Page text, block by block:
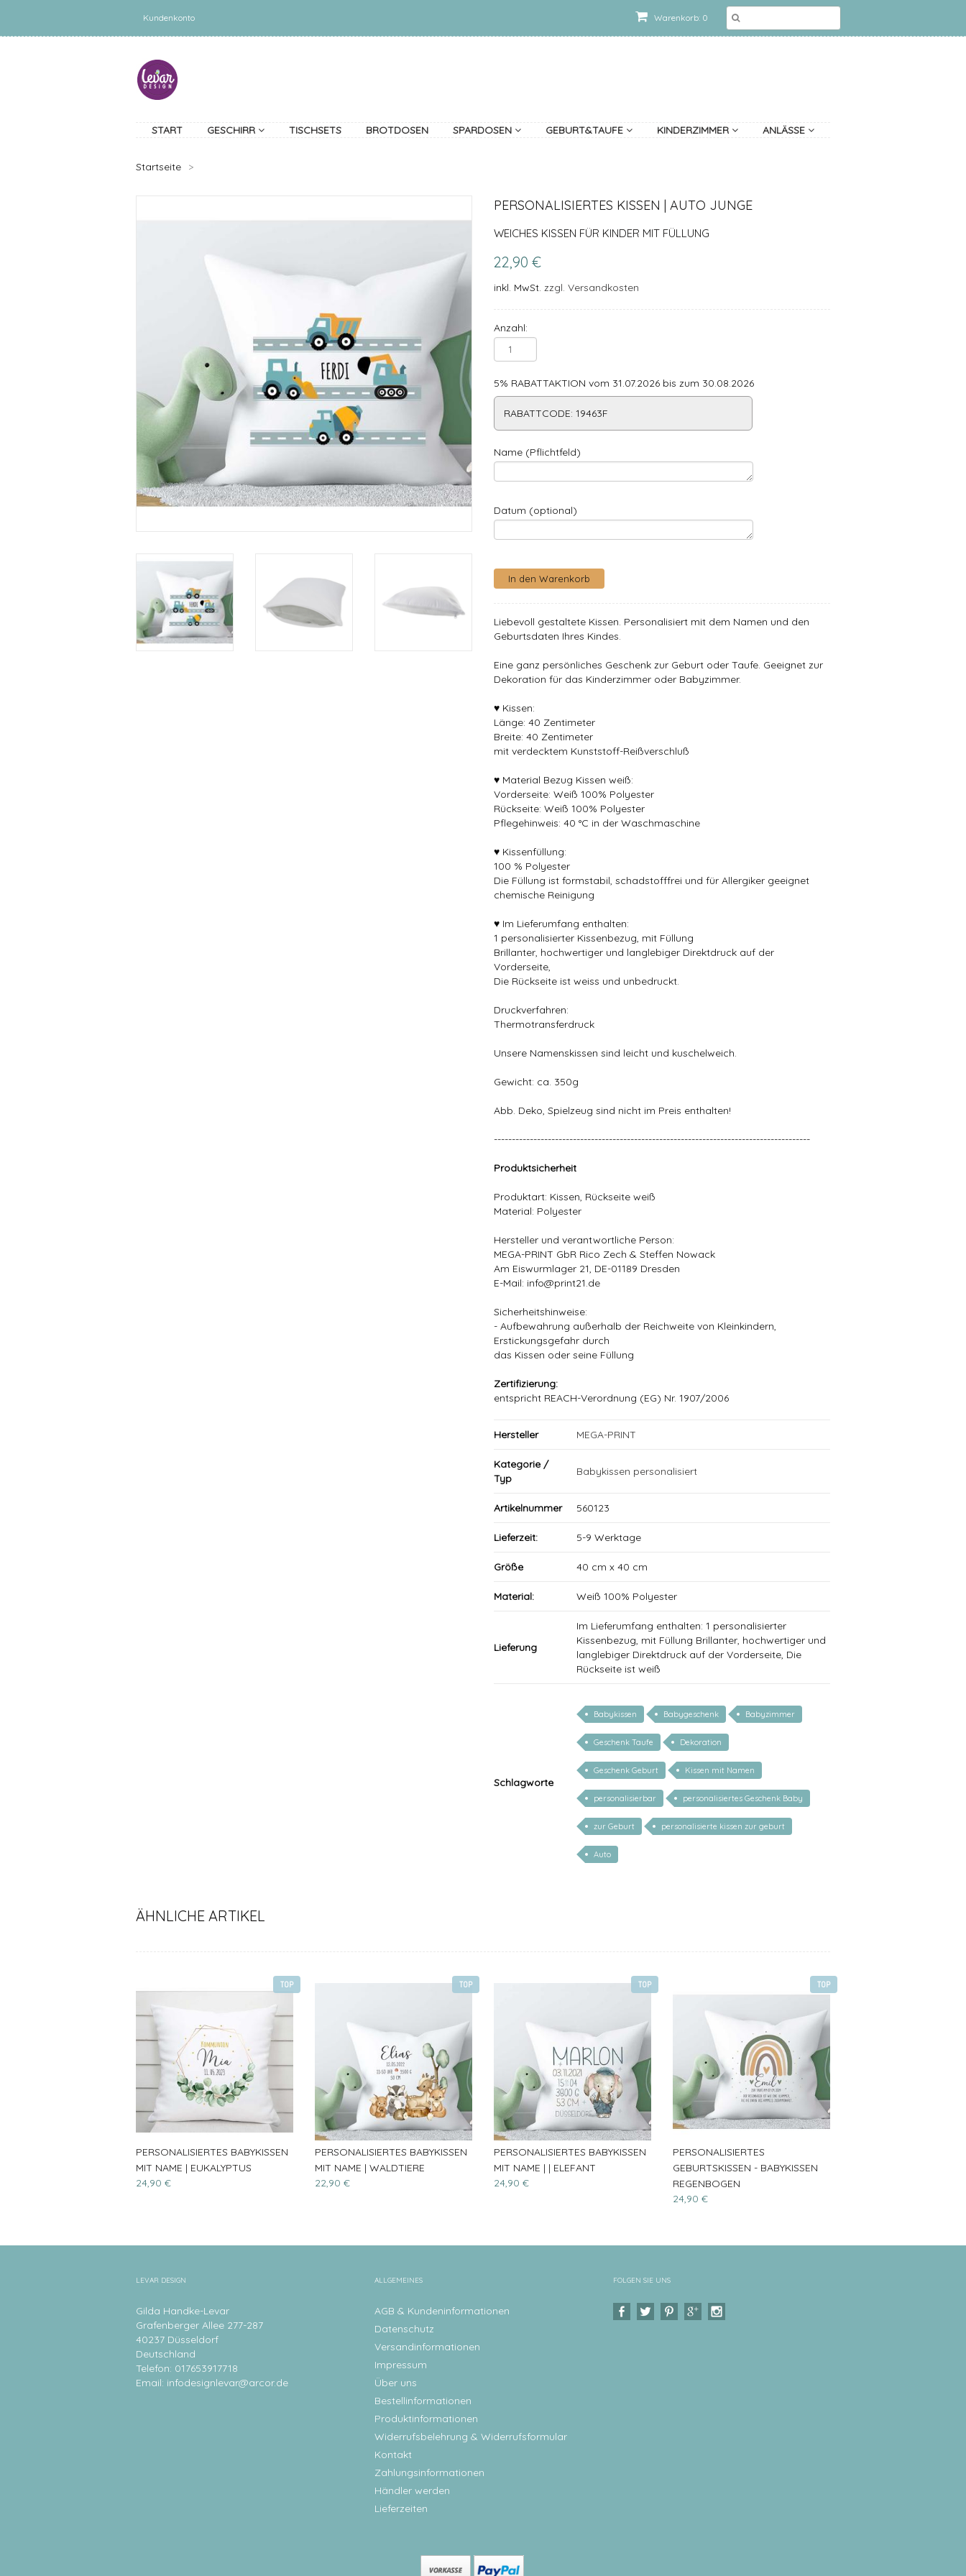
Warenkorb: 0
Kundenkonto
START GESCHIRR TISCHSETS BROTDOSEN SPARDOSEN GEBURT&TAUFE KINDERZIMMER ANLÄSSE
Startseite >
PERSONALISIERTES KISSEN | AUTO JUNGE
WEICHES KISSEN FÜR KINDER MIT FÜLLUNG
22,90 €
inkl. MwSt. zzgl. Versandkosten
Anzahl:
5% RABATTAKTION vom 31.07.2026 bis zum 30.08.2026
RABATTCODE: 19463F
Name (Pflichtfeld)
Datum (optional)
Liebevoll gestaltete Kissen. Personalisiert mit dem Namen und den
Geburtsdaten Ihres Kindes.
Eine ganz persönliches Geschenk zur Geburt oder Taufe. Geeignet zur
Dekoration für das Kinderzimmer oder Babyzimmer.
♥ Kissen:
Länge: 40 Zentimeter
Breite: 40 Zentimeter
mit verdecktem Kunststoff-Reißverschluß
♥ Material Bezug Kissen weiß:
Vorderseite: Weiß 100% Polyester
Rückseite: Weiß 100% Polyester
Pflegehinweis: 40 °C in der Waschmaschine
♥ Kissenfüllung:
100 % Polyester
Die Füllung ist formstabil, schadstofffrei und für Allergiker geeignet
chemische Reinigung
♥ Im Lieferumfang enthalten:
1 personalisierter Kissenbezug, mit Füllung
Brillanter, hochwertiger und langlebiger Direktdruck auf der
Vorderseite,
Die Rückseite ist weiss und unbedruckt.
Druckverfahren:
Thermotransferdruck
Unsere Namenskissen sind leicht und kuschelweich.
Gewicht: ca. 350g
Abb. Deko, Spielzeug sind nicht im Preis enthalten!
----------------------------------------------------------------------------------------
Produktsicherheit
Produktart: Kissen, Rückseite weiß
Material: Polyester
Hersteller und verantwortliche Person:
MEGA-PRINT GbR Rico Zech & Steffen Nowack
Am Eiswurmlager 21, DE-01189 Dresden
E-Mail: info@print21.de
Sicherheitshinweise:
- Aufbewahrung außerhalb der Reichweite von Kleinkindern,
Erstickungsgefahr durch
das Kissen oder seine Füllung
Zertifizierung:
entspricht REACH-Verordnung (EG) Nr. 1907/2006
Hersteller MEGA-PRINT
Kategorie /
Typ
Babykissen personalisiert
Artikelnummer 560123
Lieferzeit: 5-9 Werktage
Größe 40 cm x 40 cm
Material: Weiß 100% Polyester
Lieferung
Im Lieferumfang enthalten: 1 personalisierter
Kissenbezug, mit Füllung Brillanter, hochwertiger und
langlebiger Direktdruck auf der Vorderseite, Die
Rückseite ist weiß
Schlagworte
Babykissen Babygeschenk Babyzimmer
Geschenk Taufe Dekoration
Geschenk Geburt Kissen mit Namen
personalisierbar personalisiertes Geschenk Baby
zur Geburt personalisierte kissen zur geburt
Auto
ÄHNLICHE ARTIKEL
TOP
PERSONALISIERTES BABYKISSEN
MIT NAME | EUKALYPTUS
24,90 €
TOP
PERSONALISIERTES BABYKISSEN
MIT NAME | WALDTIERE
22,90 €
TOP
PERSONALISIERTES BABYKISSEN
MIT NAME | | ELEFANT
24,90 €
TOP
PERSONALISIERTES
GEBURTSKISSEN - BABYKISSEN
REGENBOGEN
24,90 €
LEVAR DESIGN
Gilda Handke-Levar
Grafenberger Allee 277-287
40237 Düsseldorf
Deutschland
Telefon: 017653917718
Email: infodesignlevar@arcor.de
ALLGEMEINES
AGB & Kundeninformationen
Datenschutz
Versandinformationen
Impressum
Über uns
Bestellinformationen
Produktinformationen
Widerrufsbelehrung & Widerrufsformular
Kontakt
Zahlungsinformationen
Händler werden
Lieferzeiten
FOLGEN SIE UNS